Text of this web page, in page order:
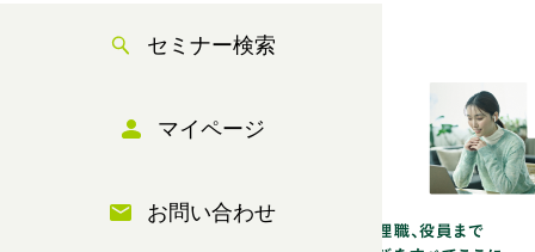
セミナー検索
マイページ
お問い合わせ